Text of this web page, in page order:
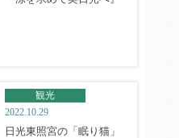
観光
2022.10.29
日光東照宮の「眠り猫」